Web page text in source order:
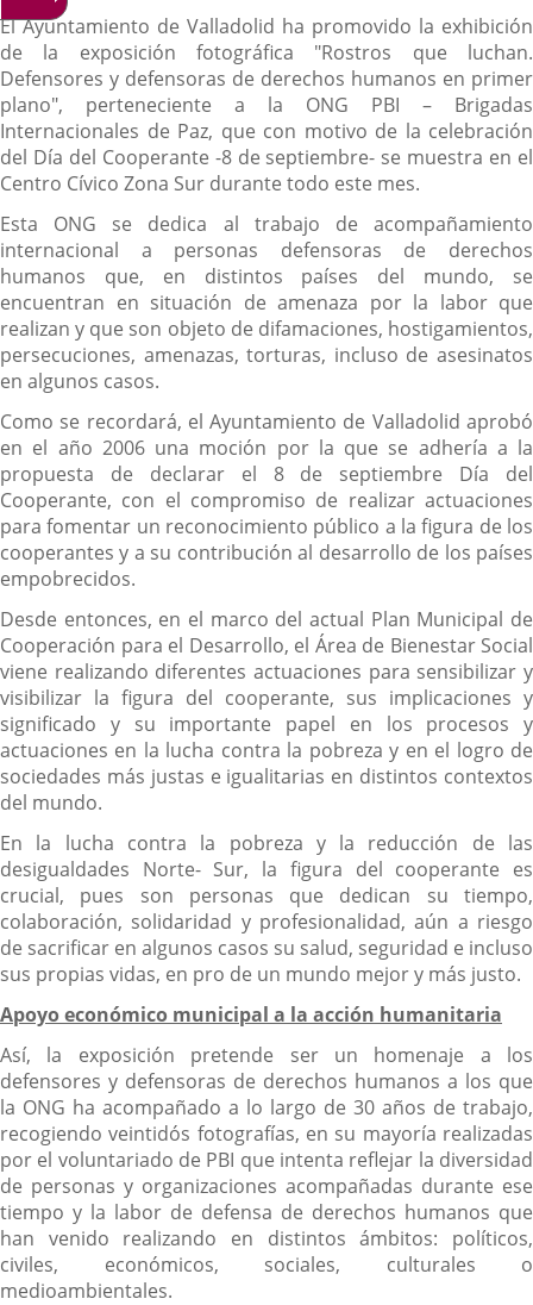
El Ayuntamiento de Valladolid ha promovido la exhibición
de la exposición fotográfica "Rostros que luchan.
Defensores y defensoras de derechos humanos en primer
plano", perteneciente a la ONG PBI – Brigadas
Internacionales de Paz, que con motivo de la celebración
del Día del Cooperante -8 de septiembre- se muestra en el
Centro Cívico Zona Sur durante todo este mes.
Esta ONG se dedica al trabajo de acompañamiento
internacional a personas defensoras de derechos
humanos que, en distintos países del mundo, se
encuentran en situación de amenaza por la labor que
realizan y que son objeto de difamaciones, hostigamientos,
persecuciones, amenazas, torturas, incluso de asesinatos
en algunos casos.
Como se recordará, el Ayuntamiento de Valladolid aprobó
en el año 2006 una moción por la que se adhería a la
propuesta de declarar el 8 de septiembre Día del
Cooperante, con el compromiso de realizar actuaciones
para fomentar un reconocimiento público a la figura de los
cooperantes y a su contribución al desarrollo de los países
empobrecidos.
Desde entonces, en el marco del actual Plan Municipal de
Cooperación para el Desarrollo, el Área de Bienestar Social
viene realizando diferentes actuaciones para sensibilizar y
visibilizar la figura del cooperante, sus implicaciones y
significado y su importante papel en los procesos y
actuaciones en la lucha contra la pobreza y en el logro de
sociedades más justas e igualitarias en distintos contextos
del mundo.
En la lucha contra la pobreza y la reducción de las
desigualdades Norte- Sur, la figura del cooperante es
crucial, pues son personas que dedican su tiempo,
colaboración, solidaridad y profesionalidad, aún a riesgo
de sacrificar en algunos casos su salud, seguridad e incluso
sus propias vidas, en pro de un mundo mejor y más justo.
Apoyo económico municipal a la acción humanitaria
Así, la exposición pretende ser un homenaje a los
defensores y defensoras de derechos humanos a los que
la ONG ha acompañado a lo largo de 30 años de trabajo,
recogiendo veintidós fotografías, en su mayoría realizadas
por el voluntariado de PBI que intenta reflejar la diversidad
de personas y organizaciones acompañadas durante ese
tiempo y la labor de defensa de derechos humanos que
han venido realizando en distintos ámbitos: políticos,
civiles, económicos, sociales, culturales o
medioambientales.